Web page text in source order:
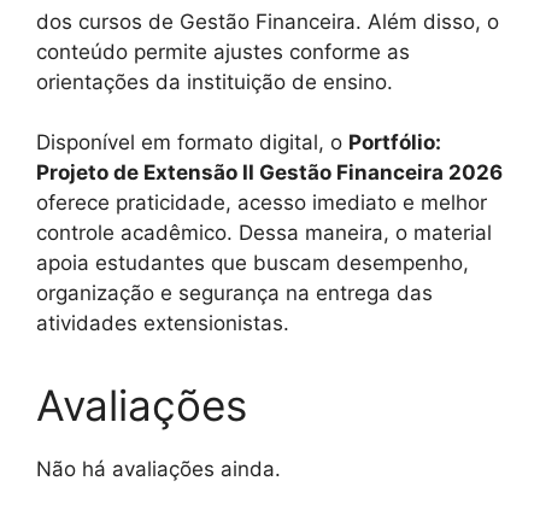
dos cursos de Gestão Financeira. Além disso, o
conteúdo permite ajustes conforme as
orientações da instituição de ensino.
Disponível em formato digital, o Portfólio:
Projeto de Extensão II Gestão Financeira 2026
oferece praticidade, acesso imediato e melhor
controle acadêmico. Dessa maneira, o material
apoia estudantes que buscam desempenho,
organização e segurança na entrega das
atividades extensionistas.
Avaliações
Não há avaliações ainda.